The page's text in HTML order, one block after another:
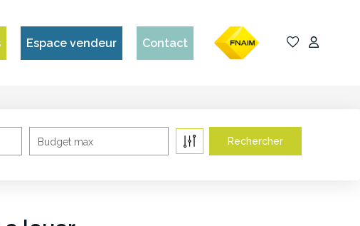
Espace vendeur Contact
Budget max